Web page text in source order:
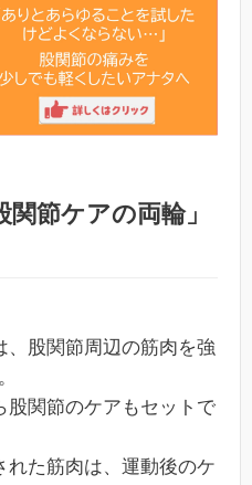
関節ケアの両輪」
、股関節周辺の筋肉を強
股関節のケアもセットで
れた筋肉は、運動後のケ